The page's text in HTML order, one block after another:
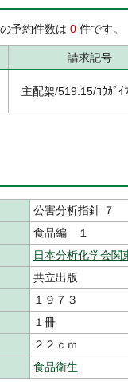
予約件数は 0 件です。
請求記号
主配架/519.15/ｺｳｶﾞｲ
公害分析指針 ７
食品編 １
日本分析化学会関
共立出版
１９７３
１冊
２２ｃｍ
食品衛生